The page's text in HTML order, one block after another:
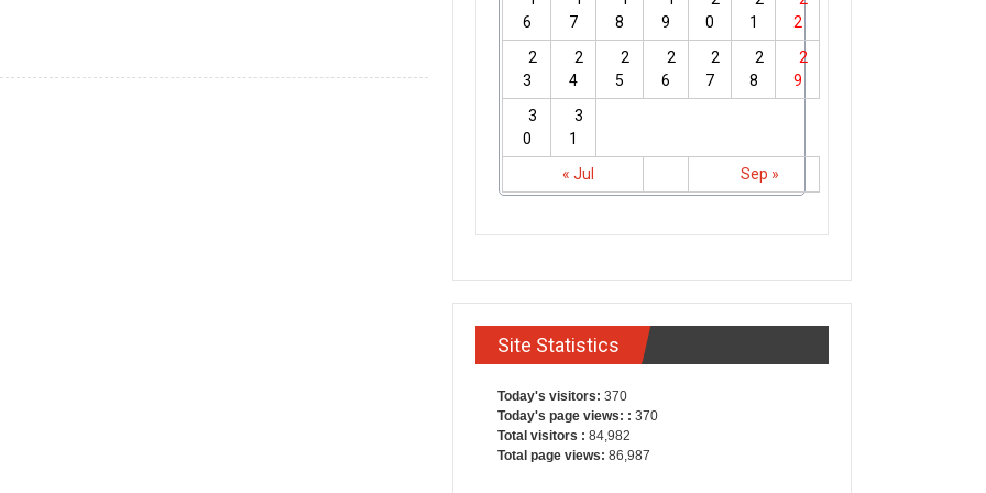
« Jul Sep »
6
7
8
9
0
1
2
2
3
2
4
2
5
2
6
2
7
2
8
2
9
3
0
3
1
Site Statistics
Today's visitors: 370
Today's page views: : 370
Total visitors : 84,982
Total page views: 86,987